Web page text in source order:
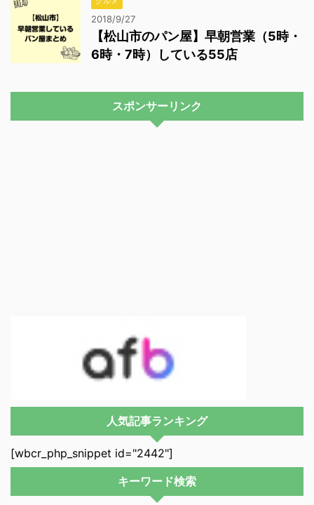
2018/9/27
【松山市のパン屋】早朝営業（5時・
6時・7時）している55店
スポンサーリンク
人気記事ランキング
[wbcr_php_snippet id="2442"]
キーワード検索